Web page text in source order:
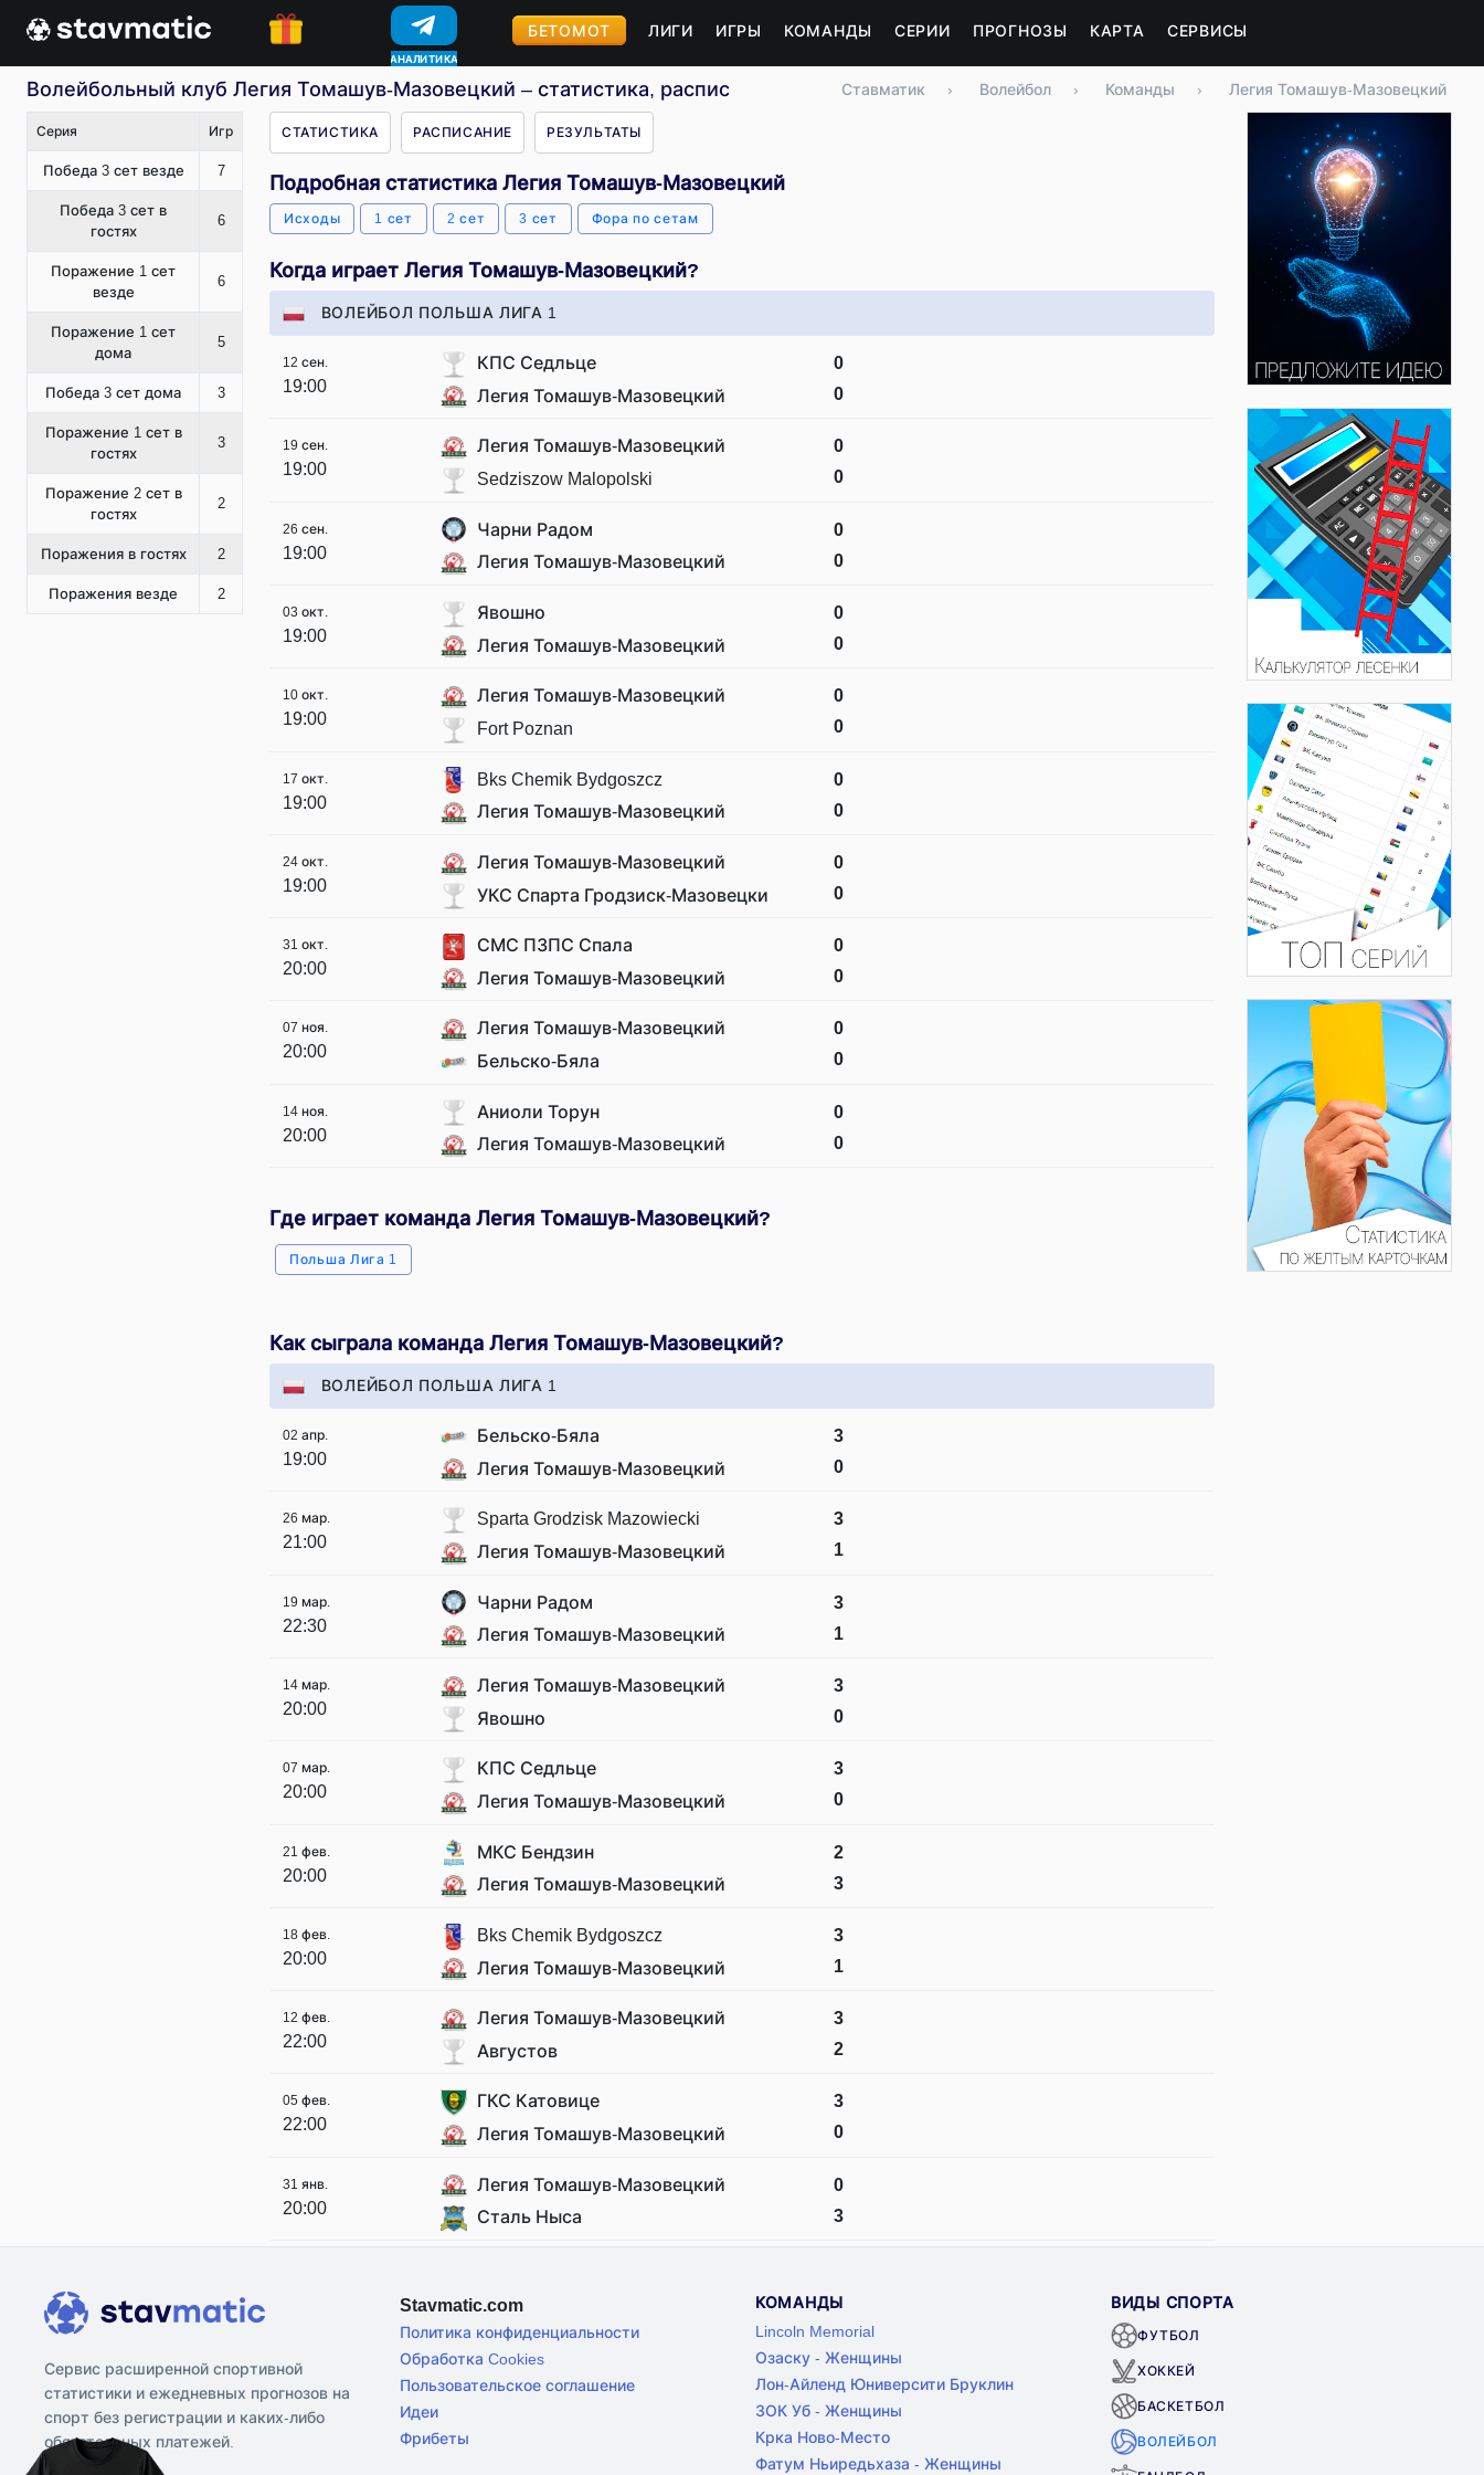
АНАЛИТИКА
КОНКУРСЫ
БЕТОМОТ ЛИГИ ИГРЫ КОМАНДЫ СЕРИИ ПРОГНОЗЫ КАРТА СЕРВИСЫ
Волейбольный клуб Легия Томашув-Мазовецкий – статистика, расписание, результаты
Ставматик › Волейбол › Команды › Легия Томашув-Мазовецкий
Серия Игр
Победа 3 сет везде 7
Победа 3 сет в
гостях
6
Поражение 1 сет
везде
6
Поражение 1 сет
дома
5
Победа 3 сет дома 3
Поражение 1 сет в
гостях
3
Поражение 2 сет в
гостях
2
Поражения в гостях 2
Поражения везде 2
СТАТИСТИКА РАСПИСАНИЕ РЕЗУЛЬТАТЫ
Подробная статистика Легия Томашув-Мазовецкий
Исходы 1 сет 2 сет 3 сет Фора по сетам
Когда играет Легия Томашув-Мазовецкий?
ВОЛЕЙБОЛ ПОЛЬША ЛИГА 1
12 сен.
19:00
КПС Седльце
Легия Томашув-Мазовецкий
0
0
19 сен.
19:00
Легия Томашув-Мазовецкий
Sedziszow Malopolski
0
0
26 сен.
19:00
Чарни Радом
Легия Томашув-Мазовецкий
0
0
03 окт.
19:00
Явошно
Легия Томашув-Мазовецкий
0
0
10 окт.
19:00
Легия Томашув-Мазовецкий
Fort Poznan
0
0
17 окт.
19:00
Bks Chemik Bydgoszcz
Легия Томашув-Мазовецкий
0
0
24 окт.
19:00
Легия Томашув-Мазовецкий
УКС Спарта Гродзиск-Мазовецки
0
0
31 окт.
20:00
СМС ПЗПС Спала
Легия Томашув-Мазовецкий
0
0
07 ноя.
20:00
Легия Томашув-Мазовецкий
Бельско-Бяла
0
0
14 ноя.
20:00
Аниоли Торун
Легия Томашув-Мазовецкий
0
0
Где играет команда Легия Томашув-Мазовецкий?
Польша Лига 1
Как сыграла команда Легия Томашув-Мазовецкий?
ВОЛЕЙБОЛ ПОЛЬША ЛИГА 1
02 апр.
19:00
Бельско-Бяла
Легия Томашув-Мазовецкий
3
0
26 мар.
21:00
Sparta Grodzisk Mazowiecki
Легия Томашув-Мазовецкий
3
1
19 мар.
22:30
Чарни Радом
Легия Томашув-Мазовецкий
3
1
14 мар.
20:00
Легия Томашув-Мазовецкий
Явошно
3
0
07 мар.
20:00
КПС Седльце
Легия Томашув-Мазовецкий
3
0
21 фев.
20:00
МКС Бендзин
Легия Томашув-Мазовецкий
2
3
18 фев.
20:00
Bks Chemik Bydgoszcz
Легия Томашув-Мазовецкий
3
1
12 фев.
22:00
Легия Томашув-Мазовецкий
Августов
3
2
05 фев.
22:00
ГКС Катовице
Легия Томашув-Мазовецкий
3
0
31 янв.
20:00
Легия Томашув-Мазовецкий
Сталь Ныса
0
3
Сервис расширенной спортивной
статистики и ежедневных прогнозов на
спорт без регистрации и каких-либо
обязательных платежей.
Stavmatic.com
Политика конфиденциальности
Обработка Cookies
Пользовательское соглашение
Идеи
Фрибеты
КОМАНДЫ
Lincoln Memorial
Озаску - Женщины
Лон-Айленд Юниверсити Бруклин
ЗОК Уб - Женщины
Крка Ново-Место
Фатум Ньиредьхаза - Женщины
ВИДЫ СПОРТА
ФУТБОЛ
ХОККЕЙ
БАСКЕТБОЛ
ВОЛЕЙБОЛ